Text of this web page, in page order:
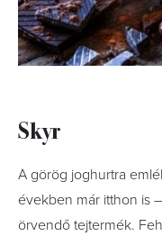
Skyr
A görög joghurtra
években már itthon is
örvendő tejtermék.